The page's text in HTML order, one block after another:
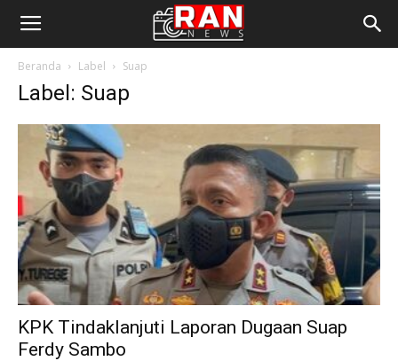
Beranda Label Suap
Label: Suap
KPK Tindaklanjuti Laporan Dugaan Suap
Ferdy Sambo